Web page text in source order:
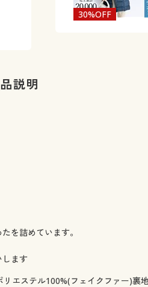
30%OFF
説明
を詰めています。
ます
エステル100%(フェイクファー)裏